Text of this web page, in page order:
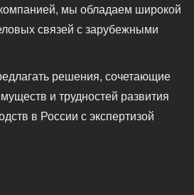
мы обладаем широкой
связей с зарубежными
решения, сочетающие
и трудностей развития
в России с экспертизой